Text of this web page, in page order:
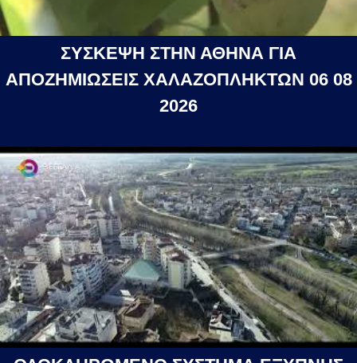
ΣΥΣΚΕΨΗ ΣΤΗΝ ΑΘΗΝΑ ΓΙΑ
ΑΠΟΖΗΜΙΩΣΕΙΣ ΧΑΛΑΖΟΠΛΗΚΤΩΝ 06 08
2026